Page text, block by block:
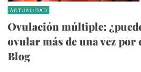
ACTUALIDAD
Ovulación múltiple:
ovular más de una vez por
Blog